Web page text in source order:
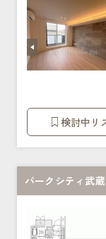
検討中リ
パークシティ武